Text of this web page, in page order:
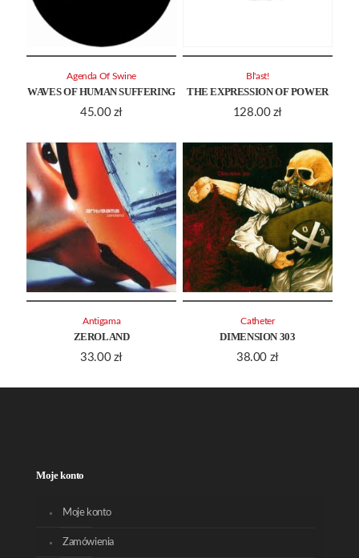
WAVES OF HUMAN SUFFERING
45.00 zł
Agenda Of Swine
THE EXPRESSION OF POWER
128.00 zł
Bl'ast!
ZEROLAND
33.00 zł
Antigama
DIMENSION 303
38.00 zł
Catheter
Moje konto
Moje konto
Zamówienia